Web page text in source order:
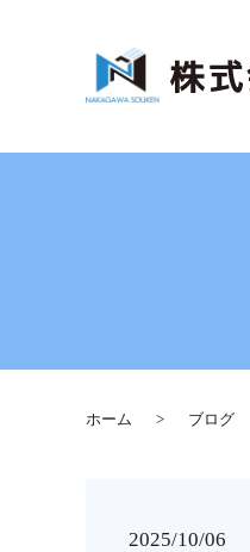
ホーム ブログ
2025/10/06